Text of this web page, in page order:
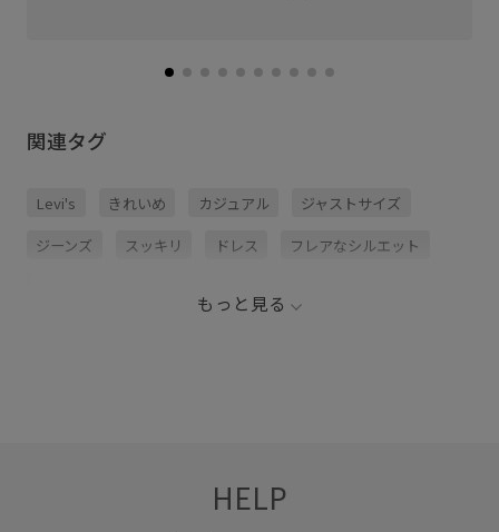
関連タグ
Levi's きれいめ カジュアル ジャストサイズ
ジーンズ スッキリ ドレス フレアなシルエット
もっと見る
HELP